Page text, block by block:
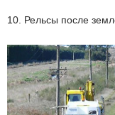
10. Рельсы после